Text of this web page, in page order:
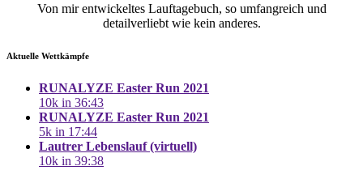
Von mir entwickeltes Lauftagebuch, so umfangreich und
detailverliebt wie kein anderes.
Aktuelle Wettkämpfe
RUNALYZE Easter Run 2021
10k in 36:43
RUNALYZE Easter Run 2021
5k in 17:44
Lautrer Lebenslauf (virtuell)
10k in 39:38